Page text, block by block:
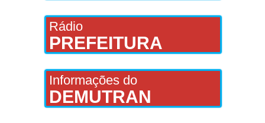
Rádio
PREFEITURA
Informações do
DEMUTRAN